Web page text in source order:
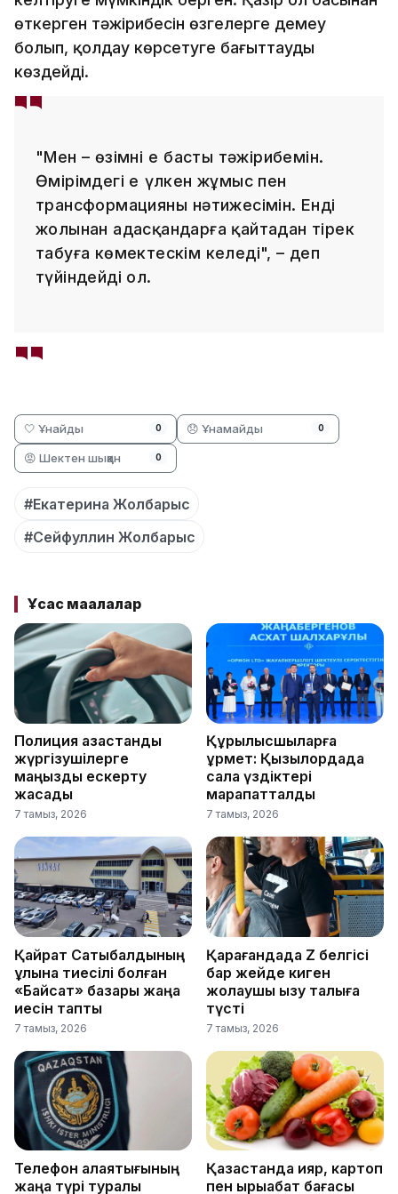
өткерген тәжірибесін өзгелерге демеу
болып, қолдау көрсетуге бағыттауды
көздейді.
"Мен – өзімнің ең басты тәжірибемін.
Өмірімдегі ең үлкен жұмыс пен
трансформацияның нәтижесімін. Енді
жолынан адасқандарға қайтадан тірек
табуға көмектескім келеді", – деп
түйіндейді ол.
🤍 Ұнайды 0 😞 Ұнамайды 0
😡 Шектен шыққан 0
#Екатерина Жолбарыс
#Сейфуллин Жолбарыс
Ұқсас мақалалар
Полиция қазақстандық
жүргізушілерге
маңызды ескерту
жасады
7 тамыз, 2026
Құрылысшыларға
құрмет: Қызылордада
сала үздіктері
марапатталды
7 тамыз, 2026
Қайрат Сатыбалдының
ұлына тиесілі болған
«Байсат» базары жаңа
иесін тапты
7 тамыз, 2026
Қарағандада Z белгісі
бар жейде киген
жолаушы қызу талқыға
түсті
7 тамыз, 2026
Телефон алаяқтығының
жаңа түрі туралы
Қазақстанда қияр, картоп
пен қырыққабат бағасы